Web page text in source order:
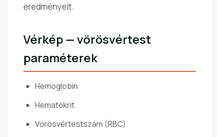
eredményeit.
Vérkép — vörösvértest
paraméterek
Hemoglobin
Hematokrit
Vörösvértestszám (RBC)